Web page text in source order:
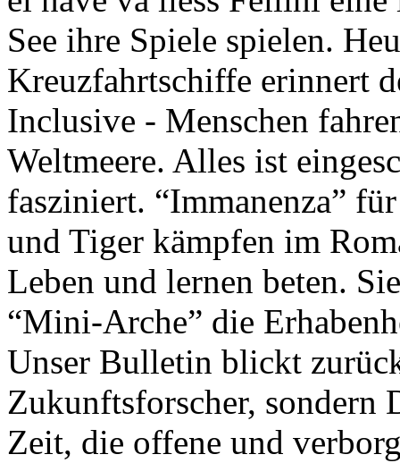
See ihre Spiele spielen.
Kreuzfahrtschiffe erinnert
Inclusive - Menschen
Weltmeere. Alles ist
fasziniert. “Immanenza”
und Tiger kämpfen im
Leben und lernen beten.
“Mini-Arche” die
Unser Bulletin blickt
Zukunftsforscher, sondern
Zeit, die offene und